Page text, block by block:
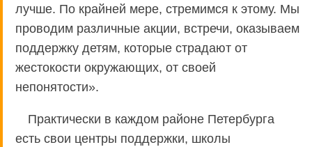
лучше. По крайней мере, стремимся к этому. Мы
проводим различные акции, встречи, оказываем
поддержку детям, которые страдают от
жестокости окружающих, от своей
непонятости».
Практически в каждом районе Петербурга
есть свои центры поддержки, школы